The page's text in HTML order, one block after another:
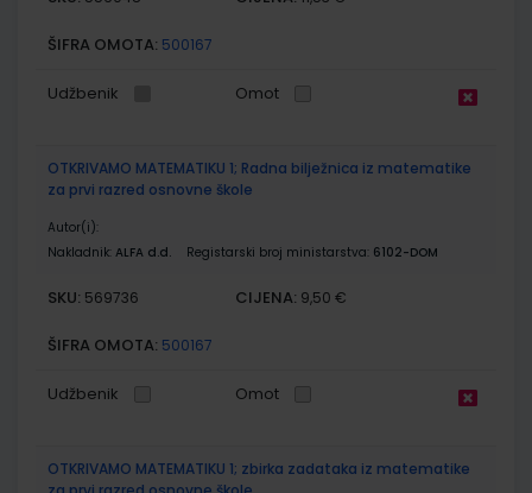
ŠIFRA OMOTA: 500167
Udžbenik Omot
OTKRIVAMO MATEMATIKU 1; Radna bilježnica iz matematike
za prvi razred osnovne škole
Autor(i):
Nakladnik: ALFA d.d. Registarski broj ministarstva: 6102-DOM
SKU: 569736 CIJENA: 9,50 €
ŠIFRA OMOTA: 500167
Udžbenik Omot
OTKRIVAMO MATEMATIKU 1; zbirka zadataka iz matematike